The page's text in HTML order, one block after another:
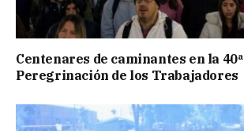
Centenares de caminantes en la 40ª
Peregrinación de los Trabajadores